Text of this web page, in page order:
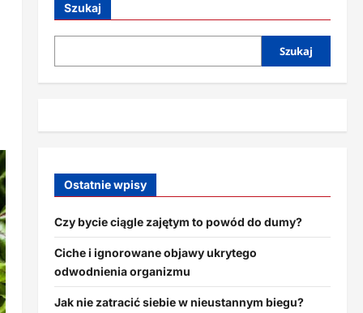
Szukaj
Szukaj
Ostatnie wpisy
Czy bycie ciągle zajętym to powód do dumy?
Ciche i ignorowane objawy ukrytego
odwodnienia organizmu
Jak nie zatracić siebie w nieustannym biegu?